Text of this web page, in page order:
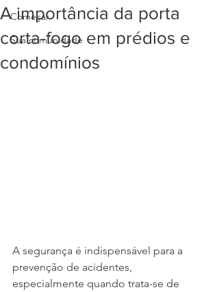
Começar
Sua comunidade
A importância da porta
corta-fogo em prédios e
condomínios
A segurança é indispensável para a
prevenção de acidentes,
especialmente quando trata-se de